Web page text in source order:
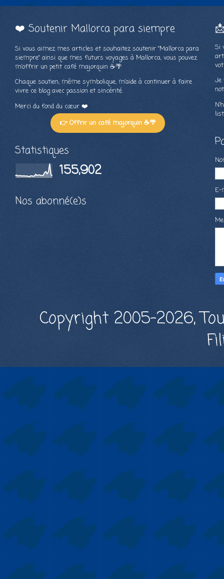
❤️ Soutenir Mallorca para siempre
Si vous aimez mes articles et souhaitez soutenir "Mallorca para
siempre" ainsi que mes futurs voyages à Mallorca, vous pouvez
m’offrir un petit café majorquin ☕🌴
Chaque soutien, même symbolique, m’aide à continuer à faire
vivre ce blog avec passion et sincérité.
Merci du fond du cœur ❤️
👉 Offrir un café majorquin ☕🌴
Statistiques
155,902
Nos abonné(e)s
Si
Je
Copyright 2005-2026,